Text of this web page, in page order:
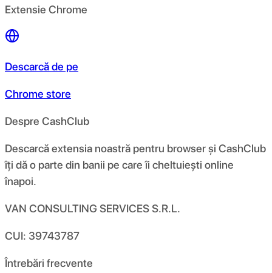
Extensie Chrome
Descarcă de pe
Chrome store
Despre CashClub
Descarcă extensia noastră pentru browser și CashClub
îți dă o parte din banii pe care îi cheltuiești online
înapoi.
VAN CONSULTING SERVICES S.R.L.
CUI: 39743787
Întrebări frecvente